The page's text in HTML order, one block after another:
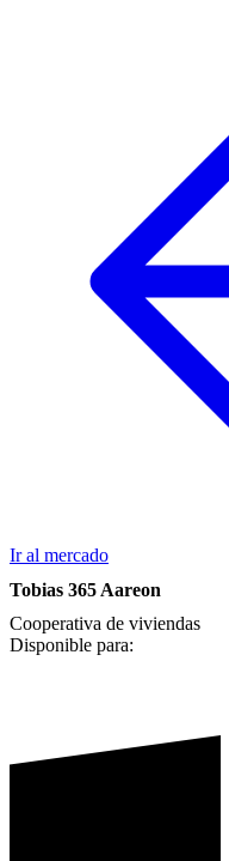
Ir al mercado
Tobias 365 Aareon
Cooperativa de viviendas
Disponible para: